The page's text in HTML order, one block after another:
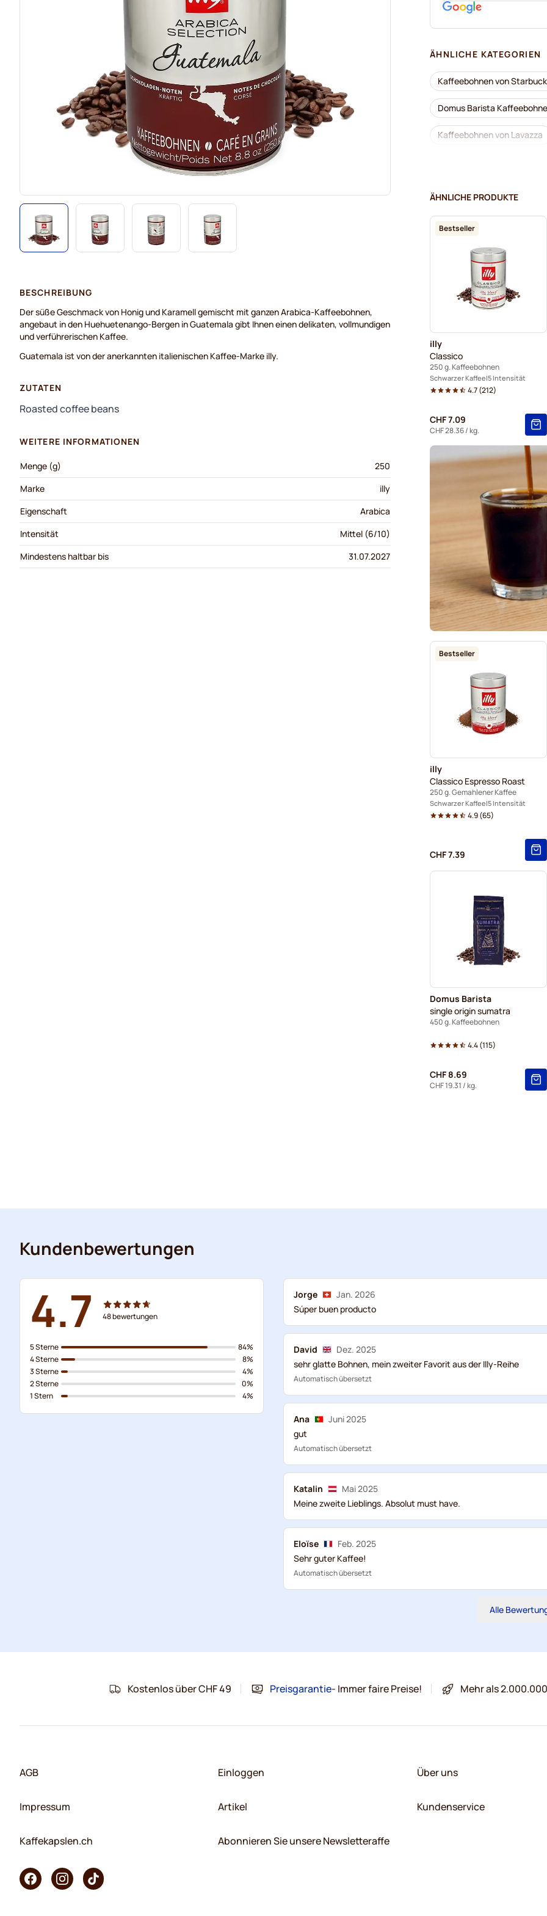
ÄHNLICHE KATEGORIEN
Kaffeebohnen von
Domus Barista
Kaffeebohnen von Lavazza
Kaffeebohnen von Tonino
Espresso-Kaffeebohnen
ÄHNLICHE PRODUKTE
Bestseller
illy
Classico
250 g. Kaffeebohnen
Schwarzer Kaffee 5 Intensität
4.7(212)
CHF 7.09
CHF 28.36/ kg.
Bestseller
illy
Classico Espresso Roast
250 g. Gemahlener Kaffee
Schwarzer Kaffee 5 Intensität
4.9(65)
CHF 7.39
Domus Barista
single origin sumatra
450 g. Kaffeebohnen
4.4(115)
CHF 8.69
CHF 19.31 / kg.
BESCHREIBUNG
Der süße Geschmack von Honig und Karamell gemischt mit ganzen Arabica-Kaffeebohnen,
angebaut in den Huehuetenango-Bergen in Guatemala gibt Ihnen einen delikaten, vollmundigen
und verführerischen Kaffee.
Guatemala ist von der anerkannten italienischen Kaffee-Marke illy.
ZUTATEN
Roasted coffee beans
WEITERE INFORMATIONEN
Menge (g)
250
Marke
illy
Eigenschaft
Arabica
Intensität
Mittel (6/10)
Mindestens haltbar bis
31.07.2027
Kundenbewertungen
4.7 48bewertungen
5 Sterne
4 Sterne
3 Sterne
2 Sterne
1 Stern
84%
8%
4%
0%
4%
Jorge
Jan. 2026
Súper buen producto
David
Dez. 2025
sehr glatte Bohnen, mein zweiter Favorit aus der Illy-Reihe
Automatisch übersetzt
Ana
Juni 2025
gut
Automatisch übersetzt
Katalin
Mai 2025
Meine zweite Lieblings. Absolut must have.
Eloïse
Feb. 2025
Sehr guter Kaffee!
Automatisch übersetzt
Alle
Kostenlos über CHF 49 Preisgarantie- Immer faire Preise! Mehr als
AGB
Impressum
Kaffekapslen.ch
Einloggen
Artikel
Abonnieren Sie unsere Newsletteraffe
Über uns
Kundenservice